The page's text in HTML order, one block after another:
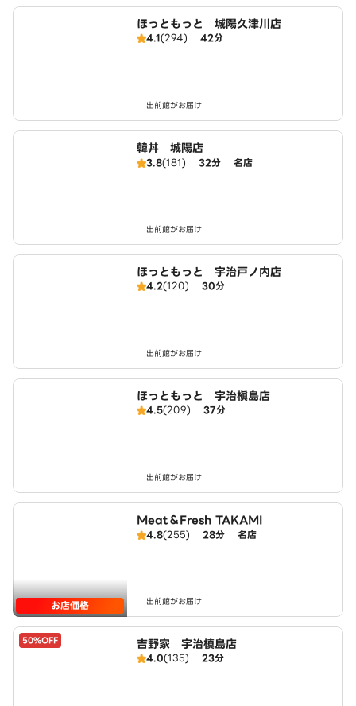
ほっともっと 城陽久津川店
4.1(294) 42分
出前館がお届け
韓丼 城陽店
3.8(181) 32分 名店
出前館がお届け
ほっともっと 宇治戸ノ内店
4.2(120) 30分
出前館がお届け
ほっともっと 宇治槇島店
4.5(209) 37分
出前館がお届け
お店価格
Meat＆Fresh TAKAMI
4.8(255) 28分 名店
出前館がお届け
50%OFF 吉野家 宇治槙島店
4.0(135) 23分